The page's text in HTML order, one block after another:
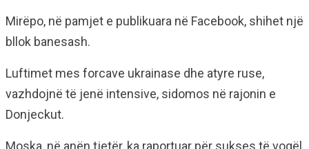
Mirëpo, në pamjet e publikuara në Facebook, shihet një
bllok banesash.
Luftimet mes forcave ukrainase dhe atyre ruse,
vazhdojnë të jenë intensive, sidomos në rajonin e
Donjeckut.
Moska, në anën tjetër, ka raportuar për sukses të vogël